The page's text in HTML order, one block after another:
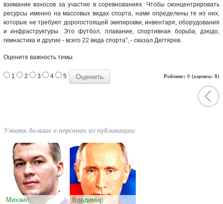
взимание взносов за участие в соревнованиях. Чтобы сконцентрировать
ресурсы именно на массовых видах спорта, нами определены те из них,
которые не требуют дорогостоящей экипировки, инвентаря, оборудования
и инфраструктуры. Это футбол, плавание, спортивная борьба, дзюдо,
гимнастика и другие - всего 22 вида спорта", - сказал Дегтярев.
Оцените важность темы
Рейтинг: 0 (оценок: 0)
1 2 3 4 5
Узнать больше о персонах из публикации:
Михаил
Владимир